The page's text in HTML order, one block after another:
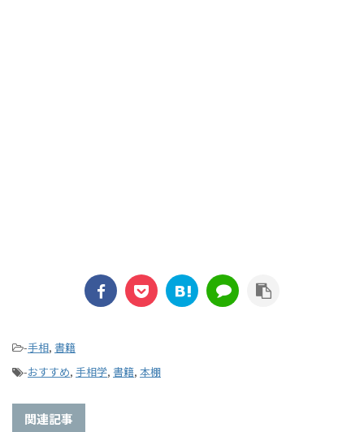
-手相, 書籍
-おすすめ, 手相学, 書籍, 本棚
関連記事